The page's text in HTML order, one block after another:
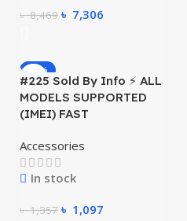
৳8,469 ৳ 7,306
-19%
#225 Sold By Info ⚡ ALL
MODELS SUPPORTED
(IMEI) FAST
Accessories
In stock
৳1,357 ৳ 1,097